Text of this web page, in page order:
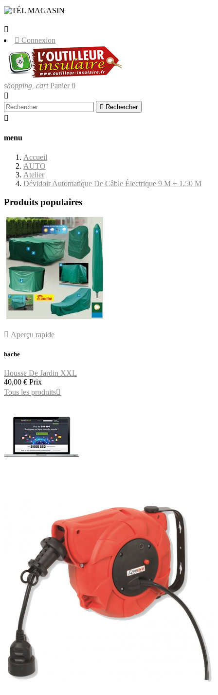

 Connexion
shopping_cart Panier 0

 Rechercher

menu
Accueil
AUTO
Atelier
Dévidoir Automatique De Câble Électrique 9 M + 1,50 M
Produits populaires
 Aperçu rapide
bache
Housse De Jardin XXL
40,00 € Prix
Tous les produits